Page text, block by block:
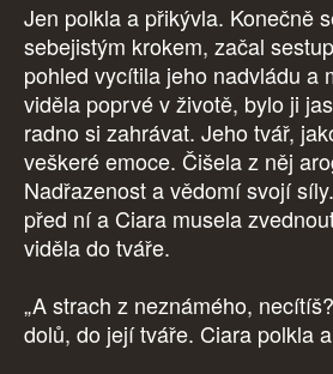
Jen polkla a přikývla. Konečně
sebejistým krokem, začal
pohled vycítila jeho nadvládu a
viděla poprvé v životě, bylo ji
radno si zahrávat. Jeho tvář,
veškeré emoce. Čišela z něj
Nadřazenost a vědomí svojí
před ní a Ciara musela
viděla do tváře.
„A strach z neznámého,
dolů, do její tváře. Ciara polkla